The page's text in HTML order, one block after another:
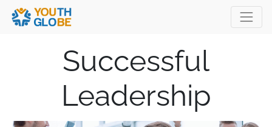
Successful
Leadership